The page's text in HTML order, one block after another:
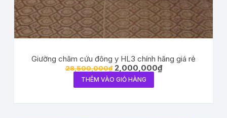
Giường châm cứu đông y HL3 chính hãng giá rẻ
28,500,000₫ 2,000,000₫
THÊM VÀO GIỎ HÀNG